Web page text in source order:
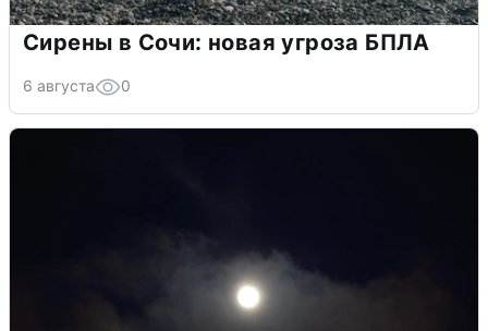
Сирены в Сочи: новая угроза БПЛА
6 августа 0